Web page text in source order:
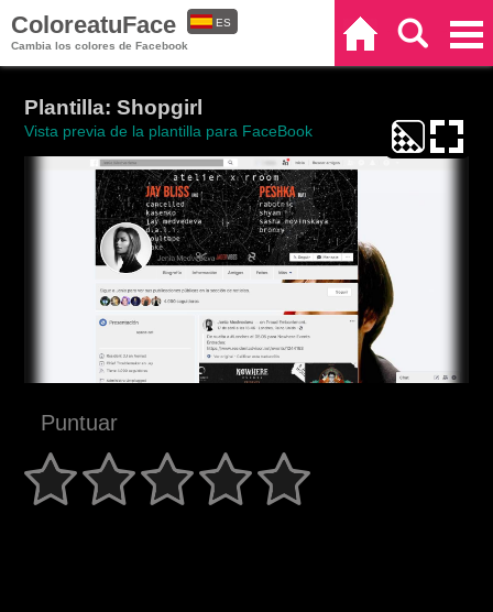
ColoreatuFace
Cambia los colores de Facebook
ES
Plantilla: Shopgirl
Vista previa de la plantilla para FaceBook
Puntuar